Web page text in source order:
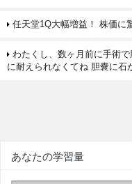
任天堂1Q大幅増益！ 株価に
わたくし、数ヶ月前に手術
に耐えられなくてね 胆嚢に
あなたの学習量